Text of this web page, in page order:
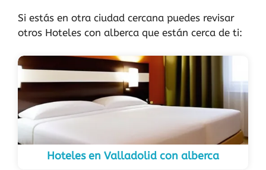
Si estás en otra ciudad cercana puedes revisar
otros Hoteles con alberca que están cerca de ti:
Hoteles en Valladolid con alberca